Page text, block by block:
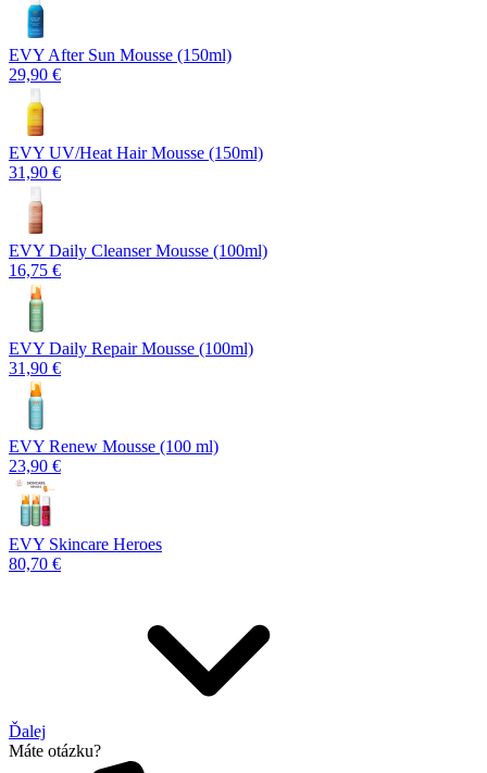
EVY After Sun Mousse (150ml)
29,90 €
EVY UV/Heat Hair Mousse (150ml)
31,90 €
EVY Daily Cleanser Mousse (100ml)
16,75 €
EVY Daily Repair Mousse (100ml)
31,90 €
EVY Renew Mousse (100 ml)
23,90 €
EVY Skincare Heroes
80,70 €
Ďalej
Máte otázku?